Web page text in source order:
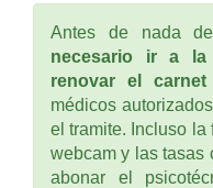
Antes de nada
necesario ir a la
renovar el
médicos
el tramite. Incluso la
webcam y las tasas
abonar el